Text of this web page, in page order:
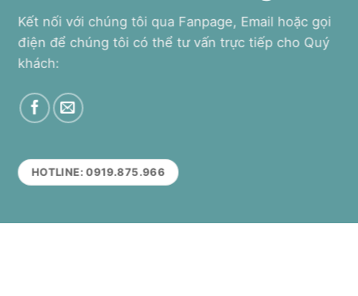
Kết nối với chúng tôi qua Fanpage, Email hoặc gọi
điện để chúng tôi có thể tư vấn trực tiếp cho Quý
khách:
HOTLINE: 0919.875.966